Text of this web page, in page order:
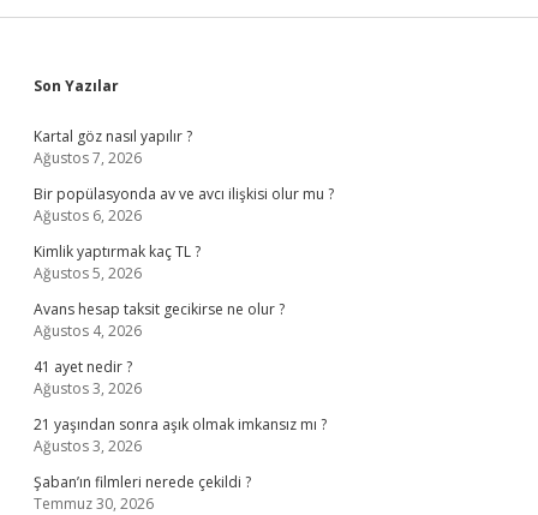
Sidebar
Son Yazılar
Kartal göz nasıl yapılır ?
Ağustos 7, 2026
Bir popülasyonda av ve avcı ilişkisi olur mu ?
Ağustos 6, 2026
Kimlik yaptırmak kaç TL ?
Ağustos 5, 2026
Avans hesap taksit gecikirse ne olur ?
Ağustos 4, 2026
41 ayet nedir ?
Ağustos 3, 2026
21 yaşından sonra aşık olmak imkansız mı ?
Ağustos 3, 2026
Şaban’ın filmleri nerede çekildi ?
Temmuz 30, 2026